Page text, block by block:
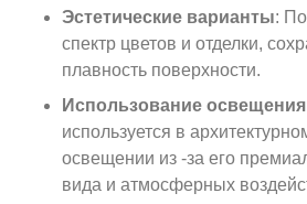
Эстетические варианты:
спектр цветов и отделки,
плавность поверхности.
Использование освещения
используется в
освещении из -за его
вида и атмосферных